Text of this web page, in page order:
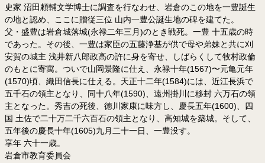
史家 沼田頼輔文学博士に調査を行なわせ、岩倉のこの地を一豊誕生
の地と認め、ここに贈従三位 山内一豊公誕生地の碑を建てた。
父・盛豊は岩倉城落城(永禄二年三月)のとき戦死。一豊 十五歳の時
であった。その後、一豊は家臣の五藤浄基が供で母や弟妹と共に刈
安賀の城主 浅井新八郎政高の許に身を寄せ、しばらくして牧村政倫
のもとに寄寓。ついで山岡景隆に仕え、永禄十年(1567)〜元亀元年
(1570)頃、織田信長に仕える。天正十二年(1584)には、近江長浜で
五千石の領主となり、同十八年(1590)、遠州掛川に移封 六万石の領
主となった。秀吉の死後、徳川家康に味方し、慶長五年(1600)、四
国 土佐で二十万二千六百石の領主となり、高知城を築城。そして、
五年後の慶長十年(1605)九月二十一日、一豊没す。
享年 六十一歳。
岩倉市教育委員会